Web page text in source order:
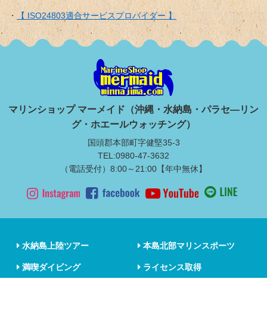
【 ISO24803適合サービスプロバイダー 】
マリンショップ マーメイド（沖縄・水納島・パラセ―リン
グ・ホエールウォッチング）
国頭郡本部町字健堅35-3
TEL:0980-47-3632
（電話受付）8:00～21:00【年中無休】
水納島上陸ツアー 本島北部マリンスポーツ
満喫ダイビング ライセンス取得